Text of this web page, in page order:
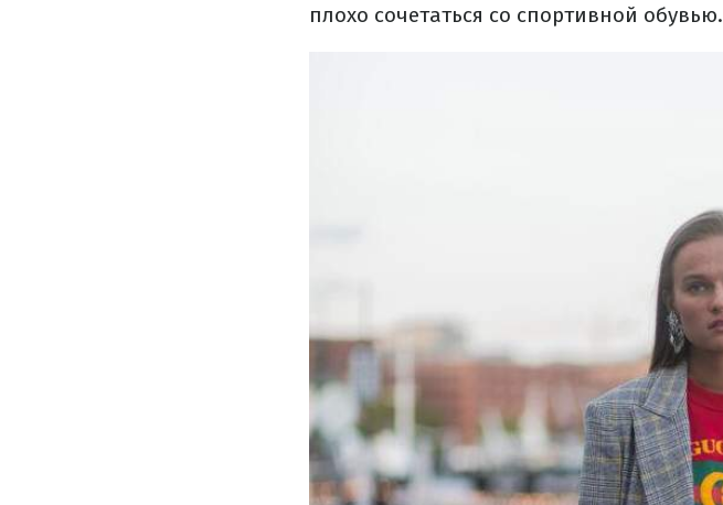
плохо сочетаться со спортивной обувью.